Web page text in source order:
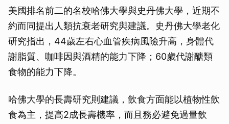
美國排名前二的名校哈佛大學與史丹佛大學，近期不
約而同提出人類抗衰老研究與建議。史丹佛大學老化
研究指出，44歲左右心血管疾病風險升高，身體代
謝脂質、咖啡因與酒精的能力下降；60歲代謝醣類
食物的能力下降。
哈佛大學的長壽研究則建議，飲食方面能以植物性飲
食為主，提高2成長壽機率，而且務必避免過量飲